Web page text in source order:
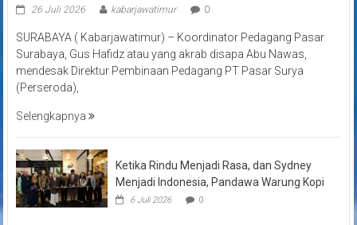
26 Juli 2026 kabarjawatimur 0
SURABAYA ( Kabarjawatimur) – Koordinator Pedagang Pasar
Surabaya, Gus Hafidz atau yang akrab disapa Abu Nawas,
mendesak Direktur Pembinaan Pedagang PT Pasar Surya
(Perseroda),
Selengkapnya
Ketika Rindu Menjadi Rasa, dan Sydney
Menjadi Indonesia, Pandawa Warung Kopi
6 Juli 2026 0